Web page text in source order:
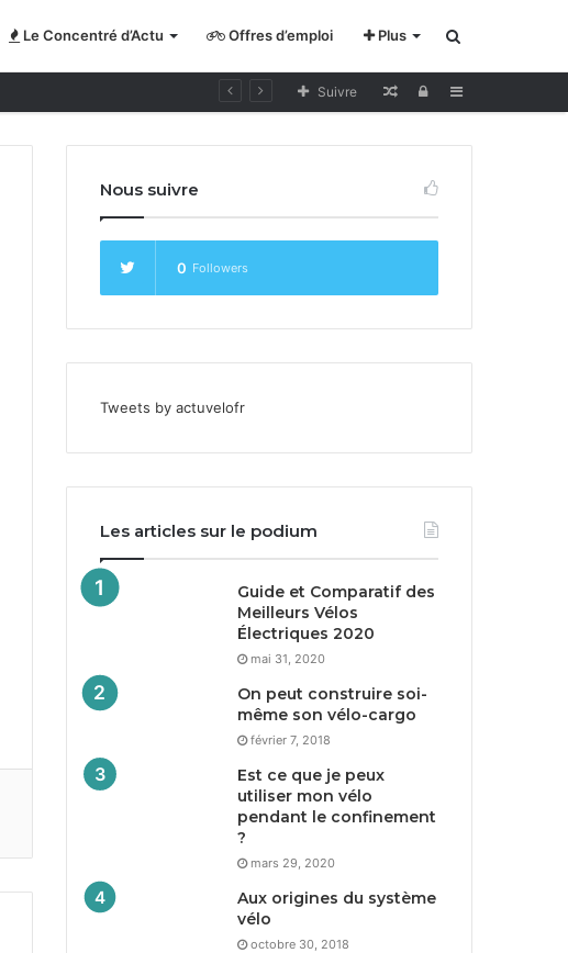
Le Concentré d’Actu Offres d’emploi Plus
Sidebar
Se
Lecture
Suivre
Nous suivre
0 Followers
Tweets by actuvelofr
Les articles sur le podium
Guide et Comparatif des
Meilleurs Vélos
Électriques2020
mai 31, 2020
On peut construire soi-
même son vélo-cargo
février 7, 2018
Est ce que je peux
utiliser mon vélo
pendant le confinement
?
mars 29, 2020
Aux origines du système
vélo
octobre 30, 2018